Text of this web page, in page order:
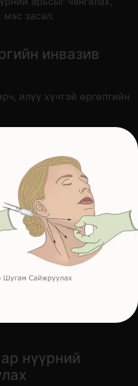
инвазив
илүү хүчтэй өргөлтийн
нүүрний